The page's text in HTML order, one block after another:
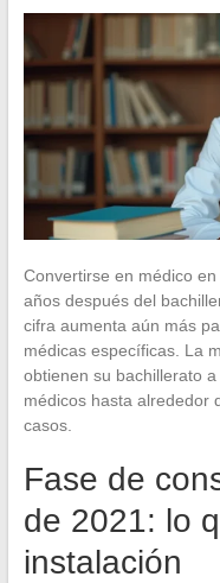
Convertirse en médico
años después del
cifra aumenta aún más
médicas específicas. La
obtienen su bachillerato
médicos hasta alrededor
casos.
Fase de
de 2021: lo
instalación